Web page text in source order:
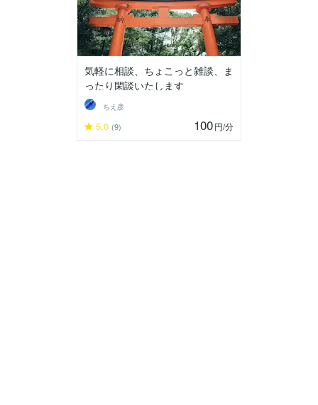
気軽に相談、ちょこっと雑談、ま
ったり閑談いたします
ちえ彦
5.0 (9) 100円/分